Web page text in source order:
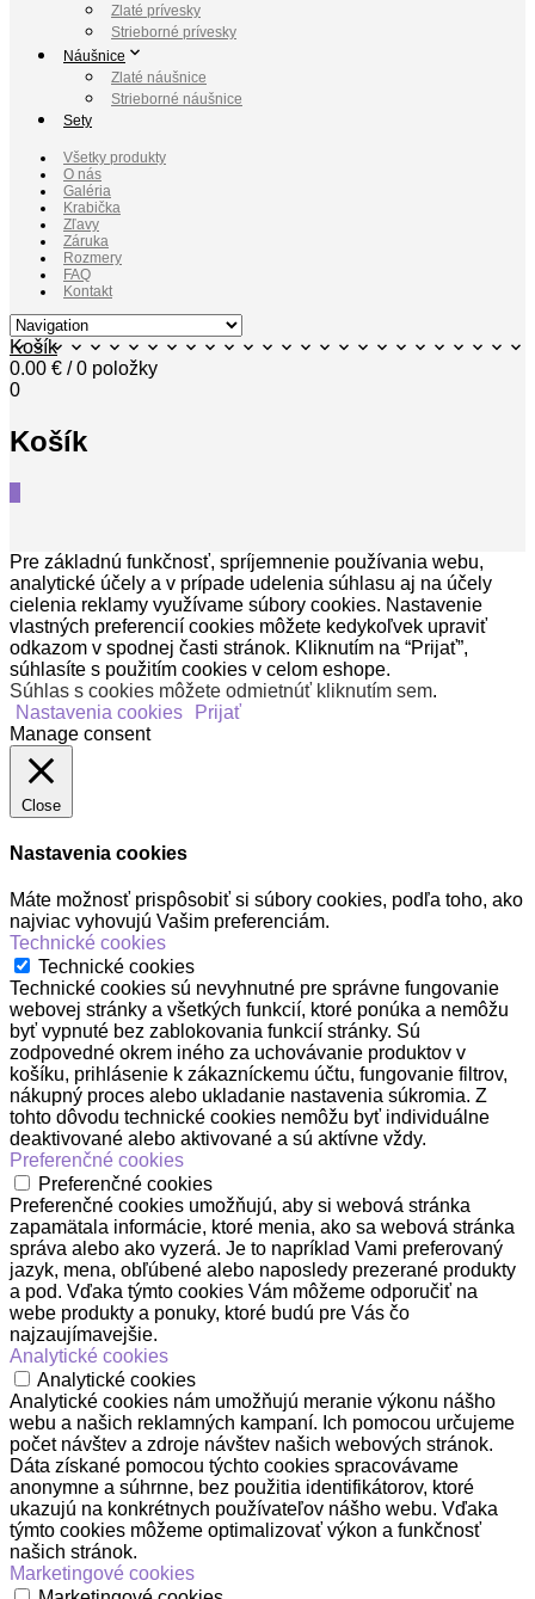
Zlaté prívesky
Strieborné prívesky
Náušnice
Zlaté náušnice
Strieborné náušnice
Sety
Všetky produkty
O nás
Galéria
Krabička
Zľavy
Záruka
Rozmery
FAQ
Kontakt
Košík
0.00 € / 0 položky
0
Košík
Pre základnú funkčnosť, spríjemnenie používania webu,
analytické účely a v prípade udelenia súhlasu aj na účely
cielenia reklamy využívame súbory cookies. Nastavenie
vlastných preferencií cookies môžete kedykoľvek upraviť
odkazom v spodnej časti stránok. Kliknutím na “Prijať”,
súhlasíte s použitím cookies v celom eshope.
Súhlas s cookies môžete odmietnúť kliknutím sem.
Nastavenia cookies
Prijať
Manage consent
Close
Nastavenia cookies
Máte možnosť prispôsobiť si súbory cookies, podľa toho, ako
najviac vyhovujú Vašim preferenciám.
Technické cookies
Technické cookies
Technické cookies sú nevyhnutné pre správne fungovanie
webovej stránky a všetkých funkcií, ktoré ponúka a nemôžu
byť vypnuté bez zablokovania funkcií stránky. Sú
zodpovedné okrem iného za uchovávanie produktov v
košíku, prihlásenie k zákazníckemu účtu, fungovanie filtrov,
nákupný proces alebo ukladanie nastavenia súkromia. Z
tohto dôvodu technické cookies nemôžu byť individuálne
deaktivované alebo aktivované a sú aktívne vždy.
Preferenčné cookies
Preferenčné cookies
Preferenčné cookies umožňujú, aby si webová stránka
zapamätala informácie, ktoré menia, ako sa webová stránka
správa alebo ako vyzerá. Je to napríklad Vami preferovaný
jazyk, mena, obľúbené alebo naposledy prezerané produkty
a pod. Vďaka týmto cookies Vám môžeme odporučiť na
webe produkty a ponuky, ktoré budú pre Vás čo
najzaujímavejšie.
Analytické cookies
Analytické cookies
Analytické cookies nám umožňujú meranie výkonu nášho
webu a našich reklamných kampaní. Ich pomocou určujeme
počet návštev a zdroje návštev našich webových stránok.
Dáta získané pomocou týchto cookies spracovávame
anonymne a súhrnne, bez použitia identifikátorov, ktoré
ukazujú na konkrétnych používateľov nášho webu. Vďaka
týmto cookies môžeme optimalizovať výkon a funkčnosť
našich stránok.
Marketingové cookies